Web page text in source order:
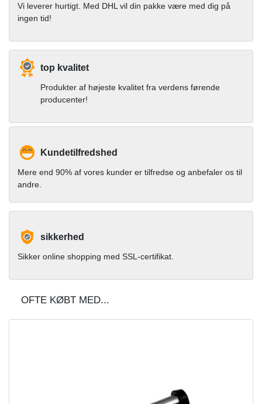
Vi leverer hurtigt. Med DHL vil din pakke være med dig på
ingen tid!
top kvalitet
Produkter af højeste kvalitet fra verdens førende
producenter!
Kundetilfredshed
Mere end 90% af vores kunder er tilfredse og anbefaler os til
andre.
sikkerhed
Sikker online shopping med SSL-certifikat.
OFTE KØBT MED...